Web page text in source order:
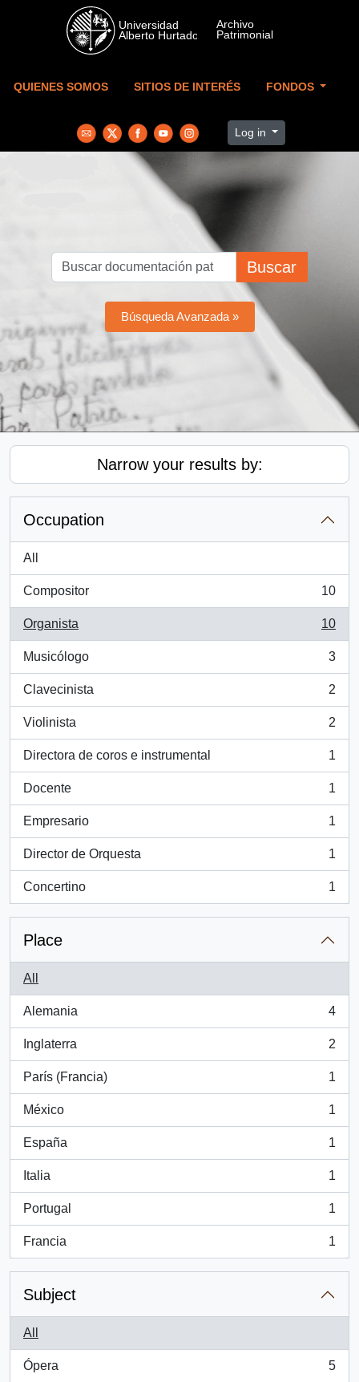
Skip to main content
QUIENES SOMOS SITIOS DE INTERÉS FONDOS
Log in
Buscar
Búsqueda Avanzada »
Narrow your results by:
Occupation
All
Compositor
, 10 results
10
Organista
, 10 results
10
Musicólogo
, 3 results
3
Clavecinista
, 2 results
2
Violinista
, 2 results
2
Directora de coros e instrumental
, 1 results
1
Docente
, 1 results
1
Empresario
, 1 results
1
Director de Orquesta
, 1 results
1
Concertino
, 1 results
1
Place
All
Alemania
, 4 results
4
Inglaterra
, 2 results
2
París (Francia)
, 1 results
1
México
, 1 results
1
España
, 1 results
1
Italia
, 1 results
1
Portugal
, 1 results
1
Francia
, 1 results
1
Subject
All
Ópera
, 5 results
5